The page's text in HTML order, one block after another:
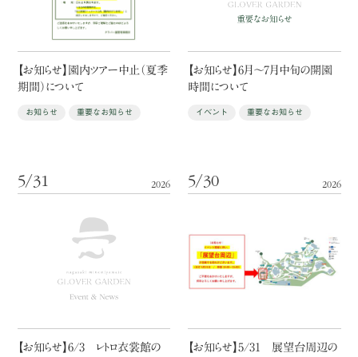
【お知らせ】園内ツアー中止（夏季
期間）について
お知らせ 重要なお知らせ
【お知らせ】6月〜7月中旬の開園
時間について
イベント 重要なお知らせ
【お知らせ】6/3 レトロ衣裳館の
2026
5/31
【お知らせ】5/31 展望台周辺の
2026
5/30